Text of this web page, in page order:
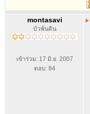
montasavi
บัวพ้นดิน
เข้าร่วม: 17 มิ.ย. 2007
ตอบ: 84